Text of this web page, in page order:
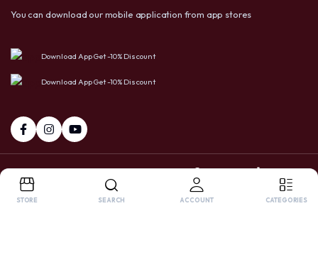
You can download our mobile application from app stores
Download App Get -10% Discount
Download App Get -10% Discount
Whatsapp
STORE SEARCH ACCOUNT CATEGORIES